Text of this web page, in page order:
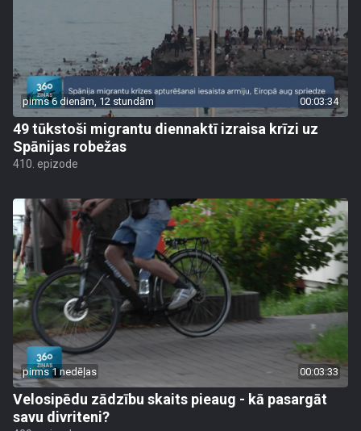
pirms 6 dienām, 12 stundām 00:03:34
49 tūkstoši migrantu diennaktī izraisa krīzi uz
Spānijas robežas
410. epizode
pirms 1 nedēļas 00:03:33
Velosipēdu zādzību skaits pieaug - kā pasargāt
savu divriteni?